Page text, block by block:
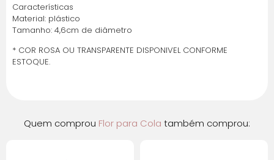
3x deR$6,26
juros
Características
Material: plástico
Tamanho: 4,6cm de diâmetro
* COR ROSA OU TRANSPARENTE DISPONIVEL CONFORME
ESTOQUE.
Quem comprou Flor para Cola também comprou: